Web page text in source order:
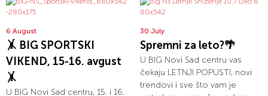
6 August
🤸 BIG SPORTSKI
VIKEND, 15-16. avgust
🤸
U BIG Novi Sad centru, 15. i 16.
30 July
Spremni za leto?🌴
U BIG Novi Sad centru vas
čekaju LETNJI POPUSTI, novi
trendovi i sve što vam je